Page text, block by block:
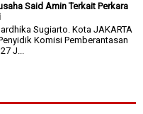
Said Amin Terkait Perkara
Sugiarto. Kota JAKARTA
Komisi Pemberantasan
J...